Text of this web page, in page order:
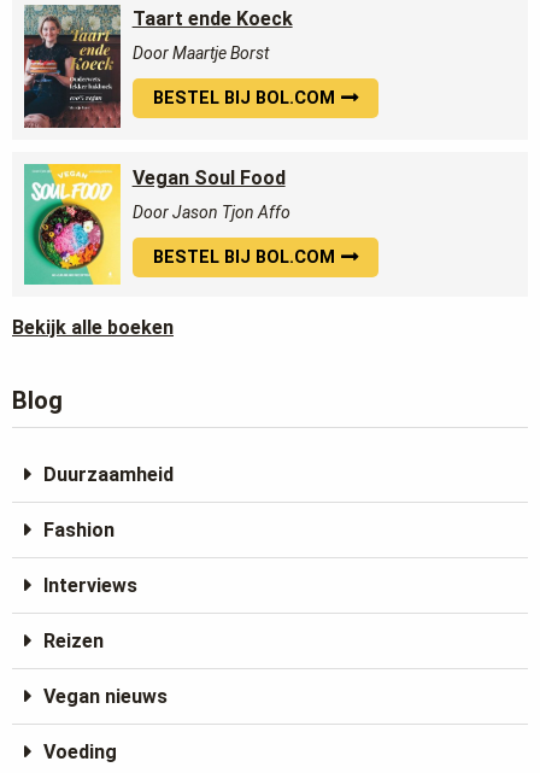
Taart ende Koeck
Door Maartje Borst
BESTEL BIJ BOL.COM
Vegan Soul Food
Door Jason Tjon Affo
BESTEL BIJ BOL.COM
Bekijk alle boeken
Blog
Duurzaamheid
Fashion
Interviews
Reizen
Vegan nieuws
Voeding